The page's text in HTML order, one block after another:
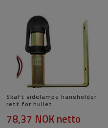
Skaft sidelampe haneholder
rett for hullet
78,37 NOKnetto